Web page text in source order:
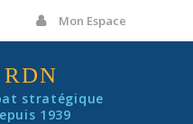
Mon Espace
RDN
stratégique
1939